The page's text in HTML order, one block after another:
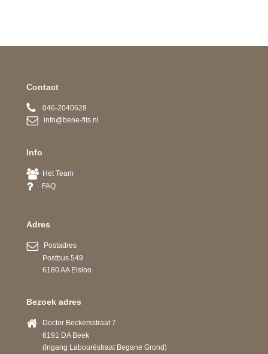
Contact
046-2040628
info@bene-fits.nl
Info
Het Team
FAQ
Adres
Postadres
Postbus 549
6180 AA Elsloo
Bezoek adres
Doctor Beckersstraat 7
6191 DA Beek
(Ingang Labouréstraat Begane Grond)